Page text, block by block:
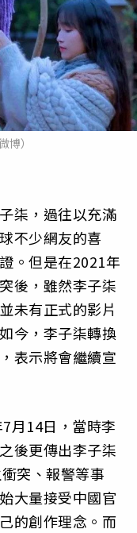
）
柒，過往以充滿
不少網友的喜
。但是在2021年
後，雖然李子柒
未有正式的影片
今，李子柒轉換
表示將會繼續宣
月14日，當時李
後更傳出李子柒
突、報警等事
大量接受中國官
的創作理念。而